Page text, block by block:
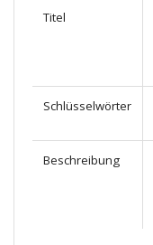
Titel
Schlüsselwörter
Beschreibung